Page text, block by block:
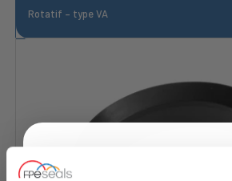
Rotatif – type VA